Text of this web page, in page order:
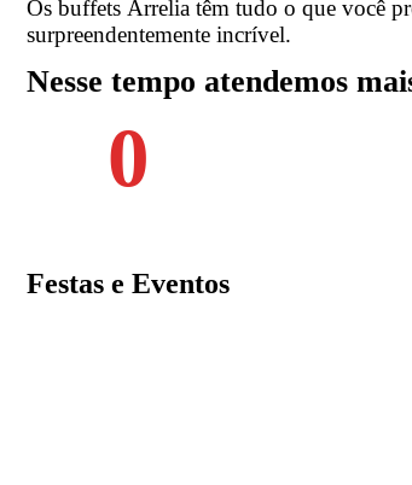
Os buffets Arrelia têm tudo o que você
surpreendentemente incrível.
Nesse tempo atendemos
Festas e Eventos
0